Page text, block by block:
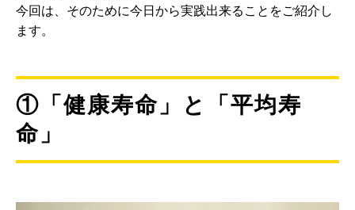
今回は、そのために今日から実践出来ることをご紹介し
ます。
①「健康寿命」と「平均寿
命」